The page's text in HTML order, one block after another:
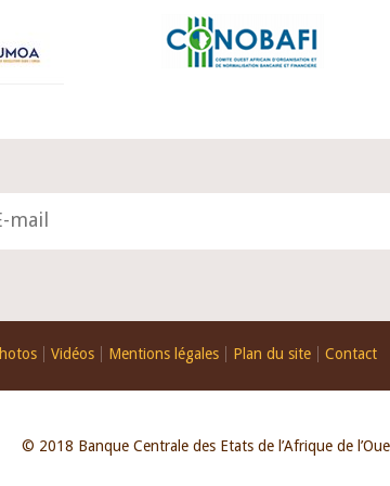
Vidéos Mentions légales Plan du site Contact
© 2018 Banque Centrale des Etats de l’Afrique de